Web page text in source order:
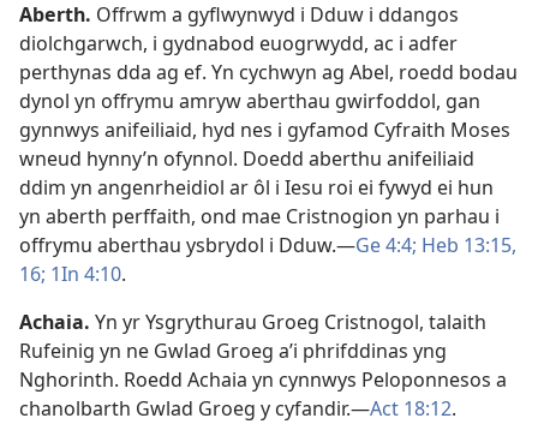
Aberth. Offrwm a gyflwynwyd i Dduw i ddangos
diolchgarwch, i gydnabod euogrwydd, ac i adfer
perthynas dda ag ef. Yn cychwyn ag Abel, roedd bodau
dynol yn offrymu amryw aberthau gwirfoddol, gan
gynnwys anifeiliaid, hyd nes i gyfamod Cyfraith Moses
wneud hynny’n ofynnol. Doedd aberthu anifeiliaid
ddim yn angenrheidiol ar ôl i Iesu roi ei fywyd ei hun
yn aberth perffaith, ond mae Cristnogion yn parhau i
offrymu aberthau ysbrydol i Dduw.—Ge 4:4; Heb 13:15,
16; 1In 4:10.
Achaia. Yn yr Ysgrythurau Groeg Cristnogol, talaith
Rufeinig yn ne Gwlad Groeg a’i phrifddinas yng
Nghorinth. Roedd Achaia yn cynnwys Peloponnesos a
chanolbarth Gwlad Groeg y cyfandir.—Act 18:12.